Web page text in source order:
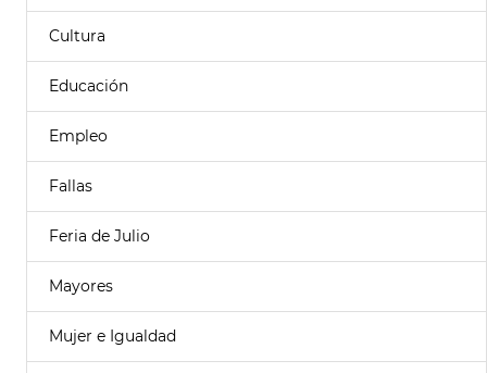
Cultura
Educación
Empleo
Fallas
Feria de Julio
Mayores
Mujer e Igualdad